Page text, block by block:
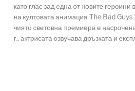
като глас зад една от новите
на култовата анимация The Bad Guys
чиято световна премиера е
г., актрисата озвучава дръзката и